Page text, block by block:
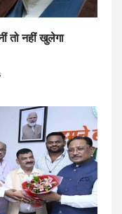
तो नहीं खुलेगा